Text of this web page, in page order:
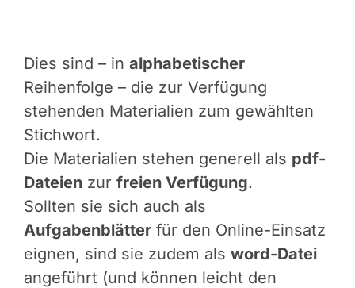
Dies sind – in alphabetischer
Reihenfolge – die zur Verfügung
stehenden Materialien zum gewählten
Stichwort.
Die Materialien stehen generell als pdf-
Dateien zur freien Verfügung.
Sollten sie sich auch als
Aufgabenblätter für den Online-Einsatz
eignen, sind sie zudem als word-Datei
angeführt (und können leicht den